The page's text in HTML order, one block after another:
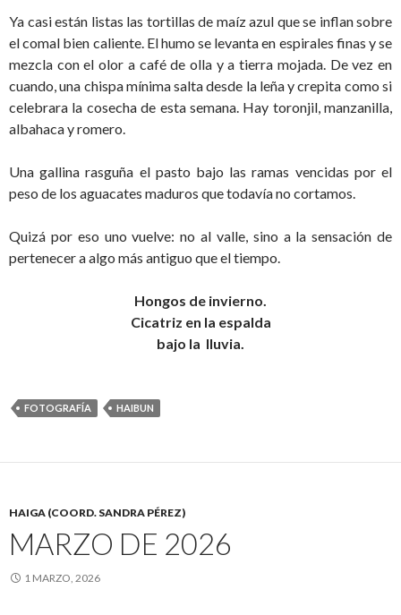
Ya casi están listas las tortillas de maíz azul que se inflan sobre
el comal bien caliente. El humo se levanta en espirales finas y se
mezcla con el olor a café de olla y a tierra mojada. De vez en
cuando, una chispa mínima salta desde la leña y crepita como si
celebrara la cosecha de esta semana. Hay toronjil, manzanilla,
albahaca y romero.
Una gallina rasguña el pasto bajo las ramas vencidas por el
peso de los aguacates maduros que todavía no cortamos.
Quizá por eso uno vuelve: no al valle, sino a la sensación de
pertenecer a algo más antiguo que el tiempo.
Hongos de invierno.
Cicatriz en la espalda
bajo la lluvia.
FOTOGRAFÍA HAIBUN
HAIGA (COORD. SANDRA PÉREZ)
MARZO DE 2026
1 MARZO, 2026